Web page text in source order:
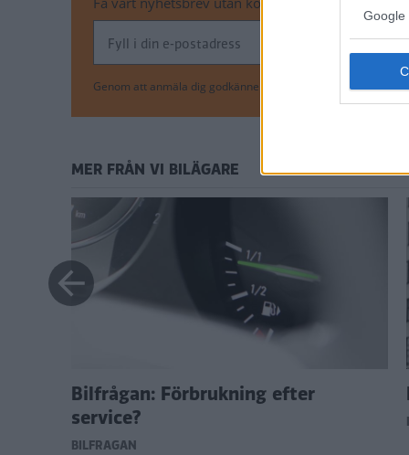
Google
Genom att anmäla dig godkänner du OK-förlagets
MER FRÅN VI BILÄGARE
Bilfrågan: Förbrukning efter
service?
BILFRÅGAN